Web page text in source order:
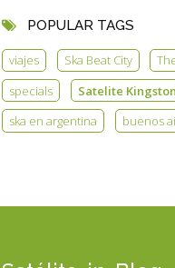
POPULAR TAGS
viajes Ska Beat City
specials
Satelite Kingston
ska en argentina
buenos